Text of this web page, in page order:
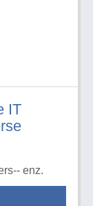
IT
enz.